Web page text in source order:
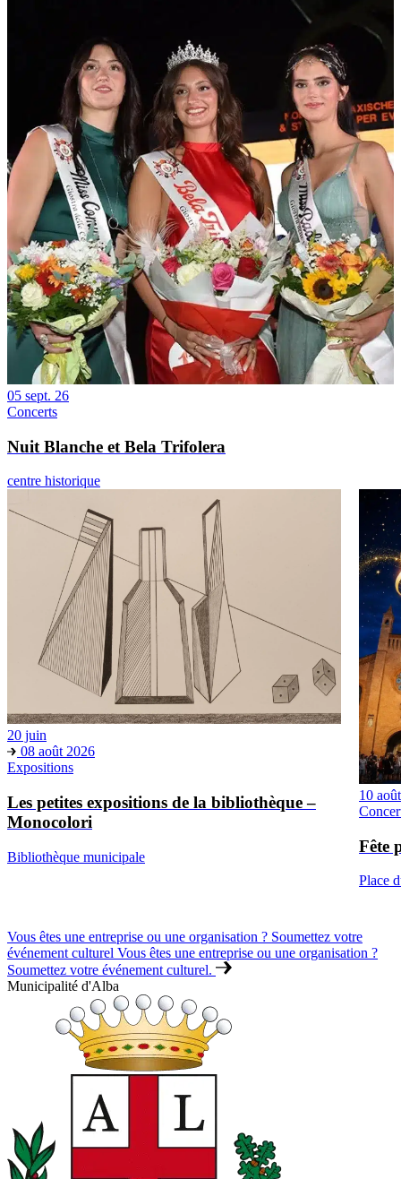
05 sept. 26
Concerts
Nuit Blanche et Bela Trifolera
centre historique
20 juin
08 août 2026
Expositions
Les petites expositions de la bibliothèque –
Monocolori
Bibliothèque municipale
10
Fête
Place
Vous êtes une entreprise ou une organisation ? Soumettez votre
événement culturel Vous êtes une entreprise ou une organisation ?
Soumettez votre événement culturel.
Municipalité d'Alba